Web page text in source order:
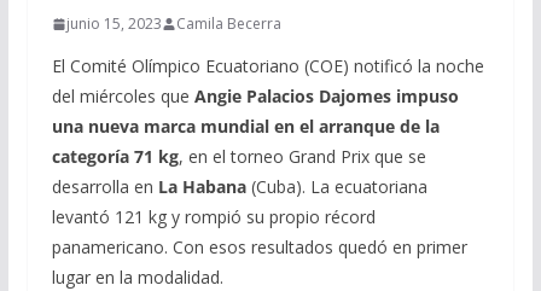
junio 15, 2023 Camila Becerra
El Comité Olímpico Ecuatoriano (COE) notificó la noche
del miércoles que Angie Palacios Dajomes impuso
una nueva marca mundial en el arranque de la
categoría 71 kg, en el torneo Grand Prix que se
desarrolla en La Habana(Cuba). La ecuatoriana
levantó 121 kg y rompió su propio récord
panamericano. Con esos resultados quedó en primer
lugar en la modalidad.